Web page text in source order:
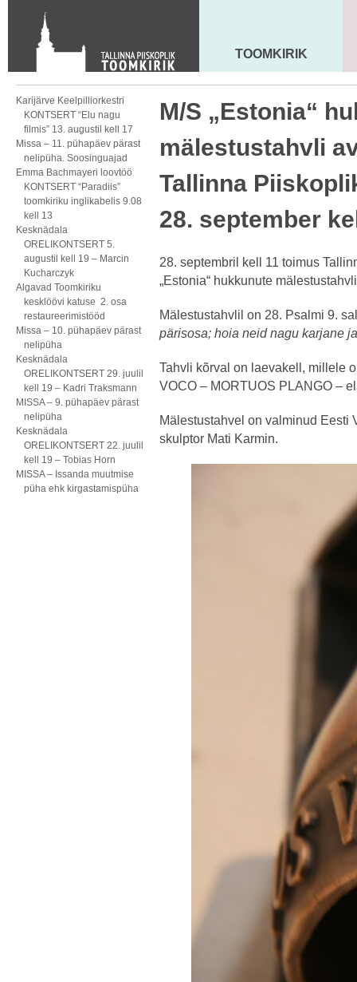
KONTAKT
Toom-Kooli 6, 10130 TALLINN
tallinna.toom@eelk.ee
MAARJA KIRIK
TOOMKIRIK
Karijärve Keelpilliorkestri
KONTSERT “Elu nagu
filmis” 13. augustil kell 17
Missa – 11. pühapäev pärast
nelipüha. Soosinguajad
Emma Bachmayeri loovtöö
KONTSERT “Paradiis”
toomkiriku inglikabelis 9.08
kell 13
Kesknädala
ORELIKONTSERT 5.
augustil kell 19 – Marcin
Kucharczyk
Algavad Toomkiriku
kesklöövi katuse 2. osa
restaureerimistööd
Missa – 10. pühapäev pärast
nelipüha
Kesknädala
ORELIKONTSERT 29. juulil
kell 19 – Kadri Traksmann
MISSA – 9. pühapäev pärast
nelipüha
Kesknädala
ORELIKONTSERT 22. juulil
kell 19 – Tobias Horn
MISSA – Issanda muutmise
püha ehk kirgastamispüha
M/S „Estonia“
mälestustahvli
Tallinna
28. september
28. septembril kell 11 toimus
„Estonia“ hukkunute
Mälestustahvlil on 28. Psalmi 9.
pärisosa; hoia neid nagu karjane
Tahvli kõrval on laevakell, millele
VOCO – MORTUOS PLANGO –
Mälestustahvel on valminud Eesti
skulptor Mati Karmin.